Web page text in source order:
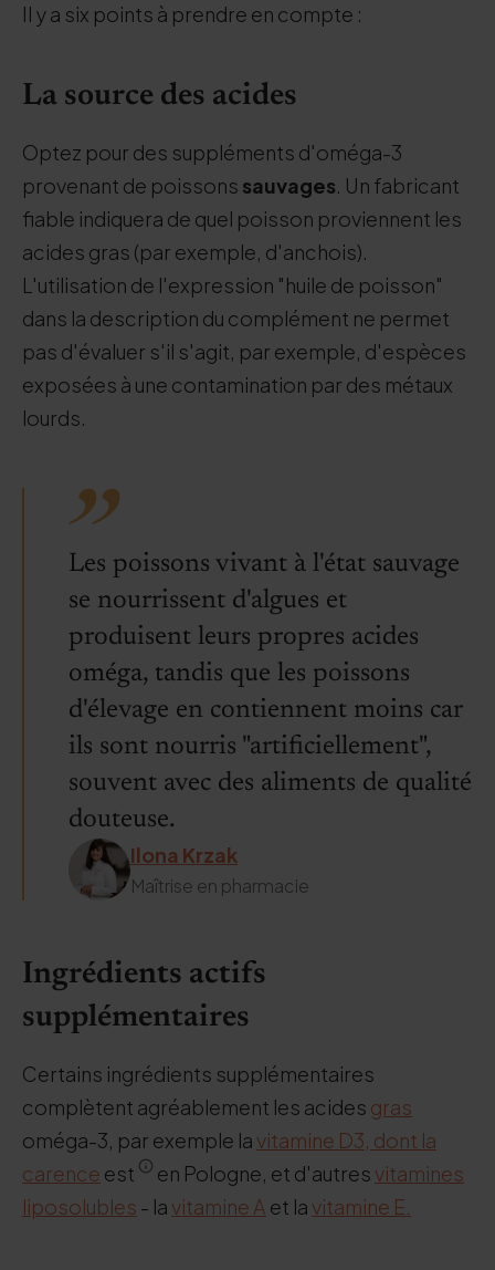
Il y a six points à prendre en compte :
La source des acides
Optez pour des suppléments d'oméga-3
provenant de poissons sauvages. Un fabricant
fiable indiquera de quel poisson proviennent les
acides gras (par exemple, d'anchois).
L'utilisation de l'expression "huile de poisson"
dans la description du complément ne permet
pas d'évaluer s'il s'agit, par exemple, d'espèces
exposées à une contamination par des métaux
lourds.
Les poissons vivant à l'état sauvage
se nourrissent d'algues et
produisent leurs propres acides
oméga, tandis que les poissons
d'élevage en contiennent moins car
ils sont nourris "artificiellement",
souvent avec des aliments de qualité
douteuse.
Ilona Krzak
Maîtrise en pharmacie
Ingrédients actifs
supplémentaires
Certains ingrédients supplémentaires
complètent agréablement les acides gras
oméga-3, par exemple la vitamine D3, dont la
carence est en Pologne, et d'autres vitamines
liposolubles - la vitamine A et la vitamine E.